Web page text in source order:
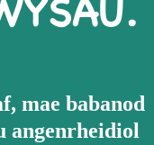
mae babanod
angenrheidiol